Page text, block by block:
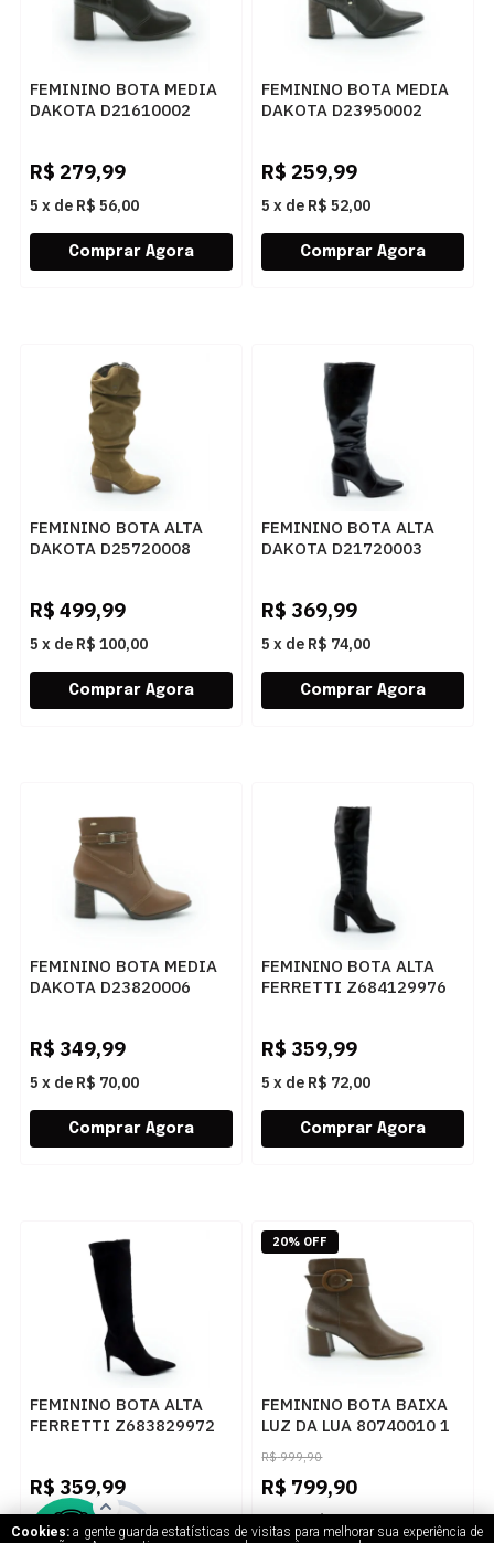
FEMININO BOTA MEDIA
DAKOTA D21610002
R$ 279,99
5 x de R$ 56,00
FEMININO BOTA MEDIA
DAKOTA D23950002
R$ 259,99
5 x de R$ 52,00
FEMININO BOTA ALTA
DAKOTA D25720008
R$ 499,99
5 x de R$ 100,00
FEMININO BOTA ALTA
DAKOTA D21720003
R$ 369,99
5 x de R$ 74,00
FEMININO BOTA MEDIA
DAKOTA D23820006
R$ 349,99
5 x de R$ 70,00
FEMININO BOTA ALTA
FERRETTI Z684129976
R$ 359,99
5 x de R$ 72,00
FEMININO BOTA ALTA
FERRETTI Z683829972
R$ 359,99
5xde R$ 72,00
FEMININO BOTA BAIXA
LUZ DA LUA 80740010 1
TRUFA
R$ 999,90
R$ 799,90
5xdeR$ 159,98
20% OFF
Cookies: a gente guarda estatísticas de visitas para melhorar sua experiência de